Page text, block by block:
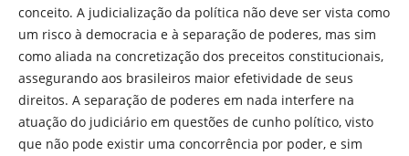
conceito. A judicialização da política não deve ser vista como
um risco à democracia e à separação de poderes, mas sim
como aliada na concretização dos preceitos constitucionais,
assegurando aos brasileiros maior efetividade de seus
direitos. A separação de poderes em nada interfere na
atuação do judiciário em questões de cunho político, visto
que não pode existir uma concorrência por poder, e sim